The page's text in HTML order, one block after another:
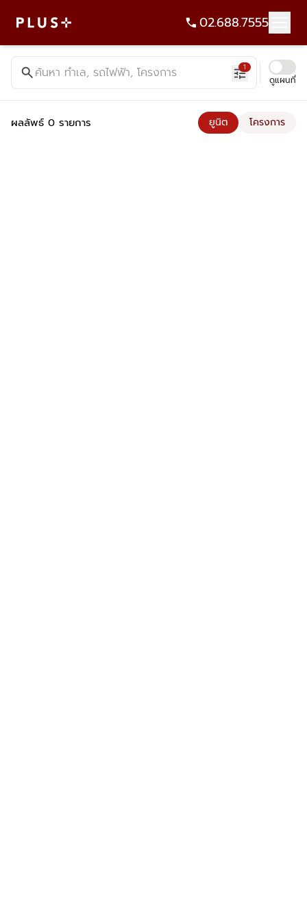
02.688.7555
ค้นหาคอนโด บ้าน ที่ดิน อาคารสำนักงาน ทั้งขายและเช่า - Plus
searchค้นหา ทำเล, รถไฟฟ้า, โครงการ tune
1
ดูแผนที่
ผลลัพธ์ 0 รายการ ยูนิต โครงการ